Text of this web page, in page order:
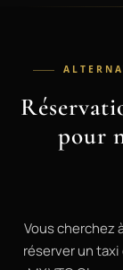
pour
Vous cherchez
réserver un taxi